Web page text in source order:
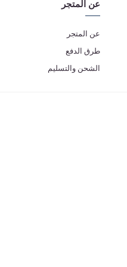
عن المتجر
عن المتجر
طرق الدفع
الشحن والتسليم